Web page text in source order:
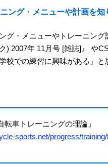
ング・メニューや計画を知
グ・メニューやトレーニン
) 2007年 11月号 [雑誌]』 や
校での練習に興味がある」と
転車トレーニングの理論』
sports.net/progress/